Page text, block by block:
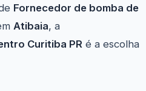
Fornecedor de bomba de
Atibaia, a
Curitiba PR é a escolha